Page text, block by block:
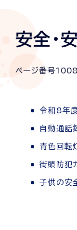
安全・
ページ番号
令和8年
自動通話
青色回転
街頭防犯
子供の安